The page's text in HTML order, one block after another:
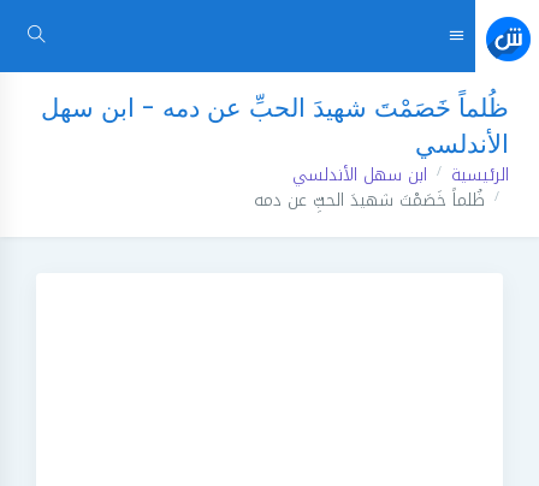
ظُلماً خَصَمْتَ شهيدَ الحبِّ عن دمه - ابن سهل
الأندلسي
الرئيسية ابن سهل الأندلسي
ظُلماً خَصَمْتَ شهيدَ الحبِّ عن دمه